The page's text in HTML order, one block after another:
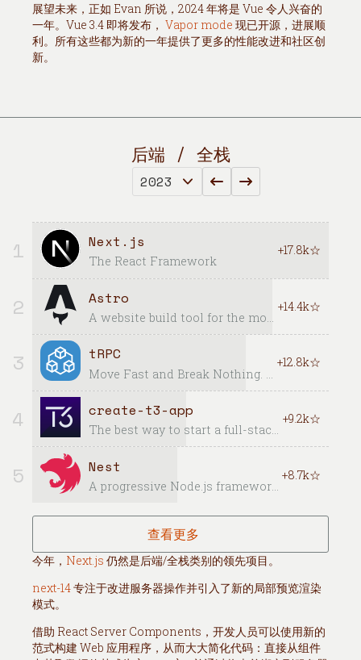
展望未来，正如 Evan 所说，2024 年将是 Vue 令人兴奋的
一年。Vue 3.4 即将发布， Vapor mode 现已开源，进展顺
利。所有这些都为新的一年提供了更多的性能改进和社区创
新。
后端 / 全栈
1 Next.js
The React Framework
+17.8k☆
2 Astro
A website build tool for the modern web — powerful developer experience meets lightweight output.
+14.4k☆
3 tRPC +12.8k☆
4 create-t3-app
The best way to start a full-stack, typesafe Next.js app
+9.2k☆
5 Nest +8.7k☆
查看更多
今年， Next.js 仍然是后端/全栈类别的领先项目。
next-14专注于改进服务器操作并引入了新的局部预览渲染
模式。
借助 React Server Components，开发人员可以使用新的
范式构建 Web 应用程序，从而大大简化代码：直接从组件